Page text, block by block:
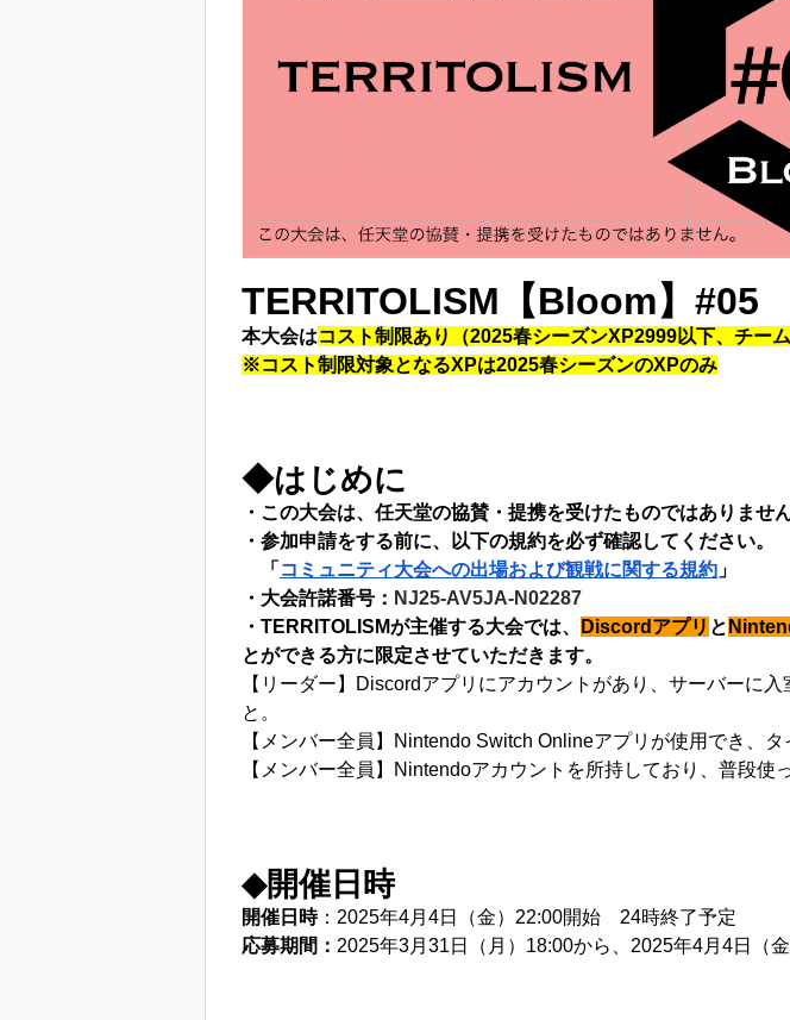
TERRITOLISM【Bloom】#05
本大会はコスト制限あり（2025春シーズンXP2999以下、チー
※コスト制限対象となるXPは2025春シーズンのXPのみ
◆はじめに
・この大会は、任天堂の協賛・提携を受けたものではありません
・参加申請をする前に、以下の規約を必ず確認してください。
「 コミュニティ大会への出場および観戦に関する規約 」
・大会許諾番号： NJ25-AV5JA-N02287
・TERRITOLISMが主催する大会では、
Discordアプリ と
とができる方に限定させていただきます。
【リーダー】Discordアプリにアカウントがあり、サーバーに
と。
【メンバー全員】Nintendo Switch Onlineアプリが使用でき、
【メンバー全員】Nintendoアカウントを所持しており、普段使
◆開催日時
開催日時 ：2025年4月4日（金）22:00開始 24時終了予定
応募期間： 2025年3月31日（月）18:00から、2025年4月4日（